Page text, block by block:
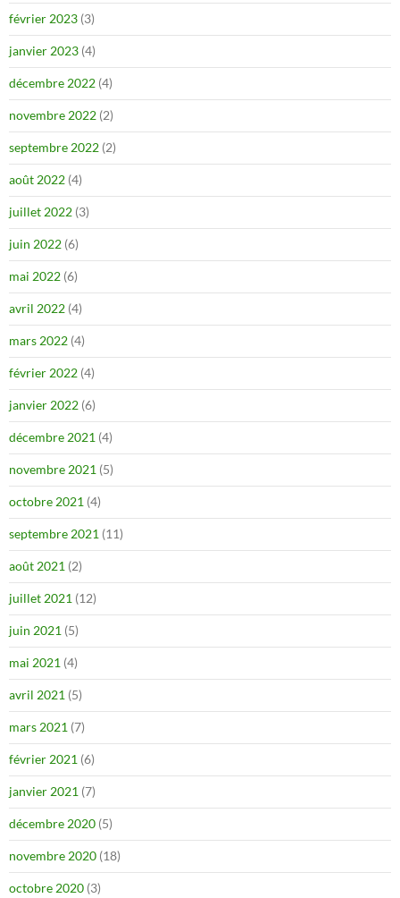
février 2023 (3)
janvier 2023 (4)
décembre 2022 (4)
novembre 2022 (2)
septembre 2022 (2)
août 2022 (4)
juillet 2022 (3)
juin 2022 (6)
mai 2022 (6)
avril 2022 (4)
mars 2022 (4)
février 2022 (4)
janvier 2022 (6)
décembre 2021 (4)
novembre 2021 (5)
octobre 2021 (4)
septembre 2021 (11)
août 2021 (2)
juillet 2021 (12)
juin 2021 (5)
mai 2021 (4)
avril 2021 (5)
mars 2021 (7)
février 2021 (6)
janvier 2021 (7)
décembre 2020 (5)
novembre 2020 (18)
octobre 2020 (3)